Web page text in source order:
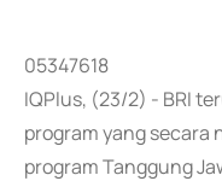
05347618
IQPlus, (23/2) - BRI
program yang secara
program Tanggung